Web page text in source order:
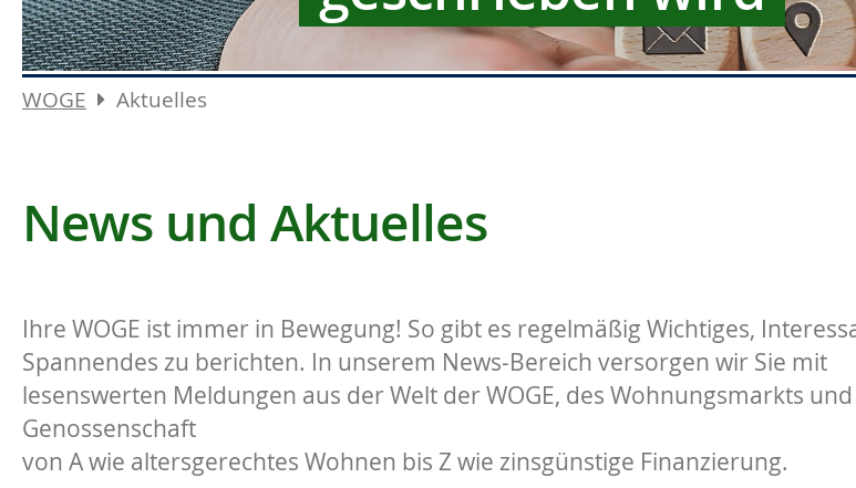
WOGE Aktuelles
News und Aktuelles
Ihre WOGE ist immer in Bewegung! So gibt es regelmäßig Wichtiges,
Spannendes zu berichten. In unserem News-Bereich versorgen wir Sie mit
lesenswerten Meldungen aus der Welt der WOGE, des Wohnungsmarkts
Genossenschaft
von A wie altersgerechtes Wohnen bis Z wie zinsgünstige Finanzierung.